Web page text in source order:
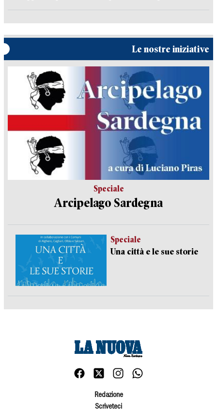
Le nostre iniziative
Speciale
Arcipelago Sardegna
Speciale
Una città e le sue storie
Redazione
Scriveteci